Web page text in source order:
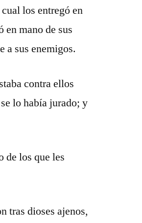
los entregó en
en mano de sus
a sus enemigos.
contra ellos
lo había jurado; y
de los que les
tras dioses ajenos,